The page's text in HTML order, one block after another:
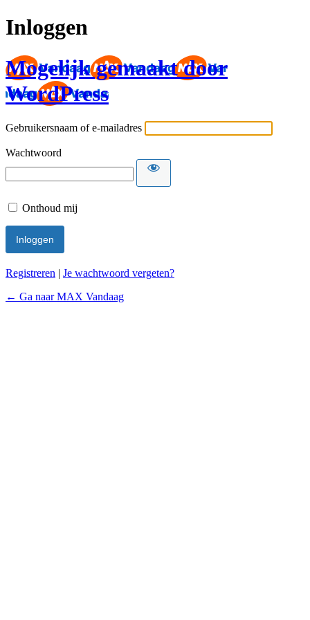
Inloggen
Mogelijk gemaakt door
WordPress
Gebruikersnaam of e-mailadres
Wachtwoord
Onthoud mij
Registreren | Je wachtwoord vergeten?
← Ga naar MAX Vandaag